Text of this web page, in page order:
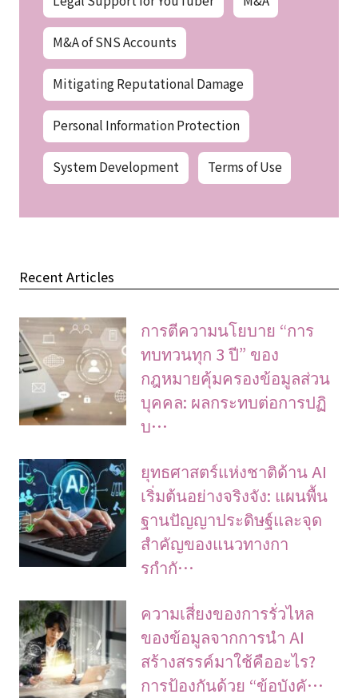
M&A of SNS Accounts
Mitigating Reputational Damage
Personal Information Protection
System Development Terms of Use
Recent Articles
การตีความนโยบาย “การ
ทบทวนทุก 3 ปี” ของ
กฎหมายคุ้มครองข้อมูลส่วน
บุคคล: ผลกระทบต่อการปฏิ
บ…
ยุทธศาสตร์แห่งชาติด้าน AI
เริ่มต้นอย่างจริงจัง: แผนพื้น
ฐานปัญญาประดิษฐ์และจุด
สำคัญของแนวทางกา
รกำกั…
ความเสี่ยงของการรั่วไหล
ของข้อมูลจากการนำ AI
สร้างสรรค์มาใช้คืออะไร?
การป้องกันด้วย “ข้อบังคั…